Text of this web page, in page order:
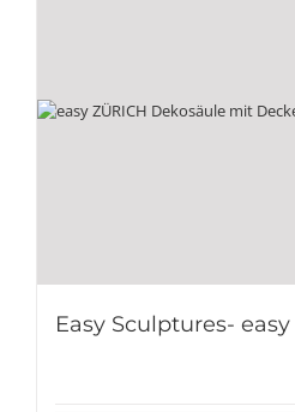
Easy Sculptures- easy